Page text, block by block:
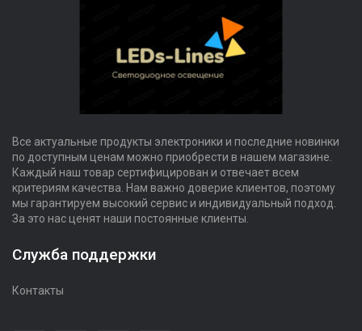
Все актуальные продукты электроники и последние новинки
по доступным ценам можно приобрести в нашем магазине.
Каждый наш товар сертифицирован и отвечает всем
критериям качества. Нам важно доверие клиентов, поэтому
мы гарантируем высокий сервис и индивидуальный подход.
За это нас ценят наши постоянные клиенты.
Служба поддержки
Контакты